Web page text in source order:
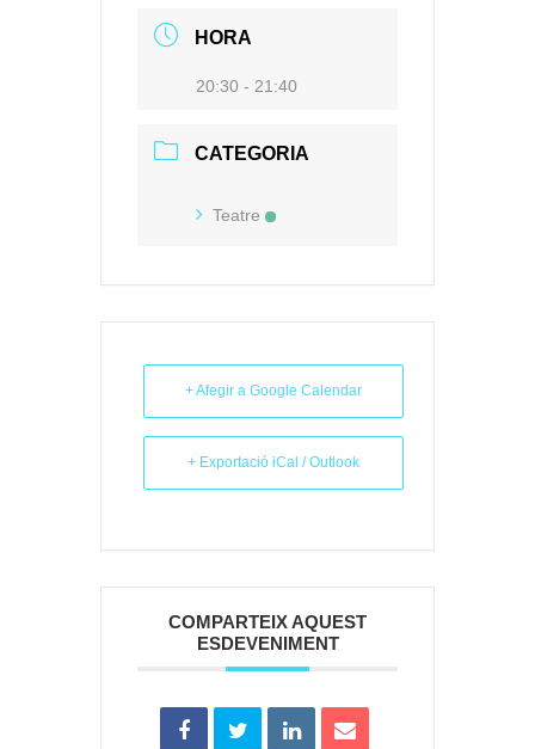
HORA
20:30 - 21:40
CATEGORIA
Teatre
+ Afegir a Google Calendar
+ Exportació iCal / Outlook
COMPARTEIX AQUEST
ESDEVENIMENT